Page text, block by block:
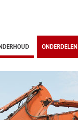
ONDERDELEN